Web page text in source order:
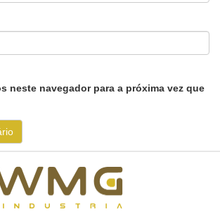
neste navegador para a próxima vez que